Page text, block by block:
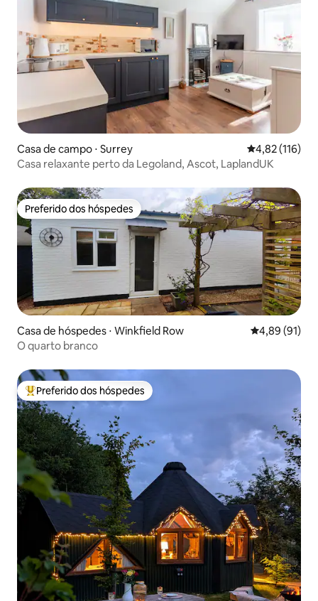
Casa de campo ⋅ Surrey 4,82 de uma
4,82 (116)
Casa relaxante perto da Legoland, Ascot, LaplandUK
Preferido dos hóspedes
Preferido dos hóspedes
Casa de hóspedes ⋅ Winkfield Row 4,89 de uma
4,89 (91)
O quarto branco
Entre os melhores preferidos dos hóspedes
Preferido dos hóspedes